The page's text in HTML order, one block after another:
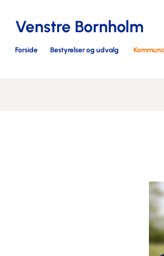
Venstre Bornholm
Forside Bestyrelser og udvalg